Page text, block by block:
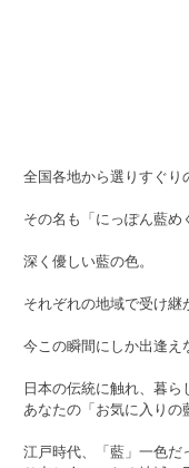
全国各地から選りすぐり
その名も「にっぽん藍め
深く優しい藍の色。
それぞれの地域で受け継
今この瞬間にしか出逢え
日本の伝統に触れ、暮ら
あなたの「お気に入りの
江戸時代、「藍」一色だ